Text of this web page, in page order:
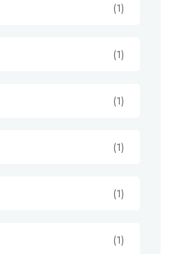
(1)
(1)
(1)
(1)
(1)
(1)